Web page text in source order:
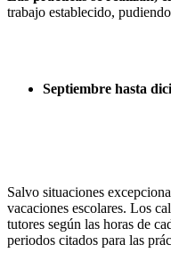
trabajo establecido,
Septiembre hasta
Salvo situaciones
vacaciones escolares. Los
tutores según las horas de
periodos citados para las